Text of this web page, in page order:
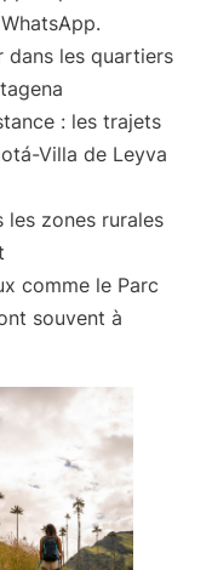
dans les quartiers
: les trajets
Villa de Leyva
les zones rurales
comme le Parc
souvent à